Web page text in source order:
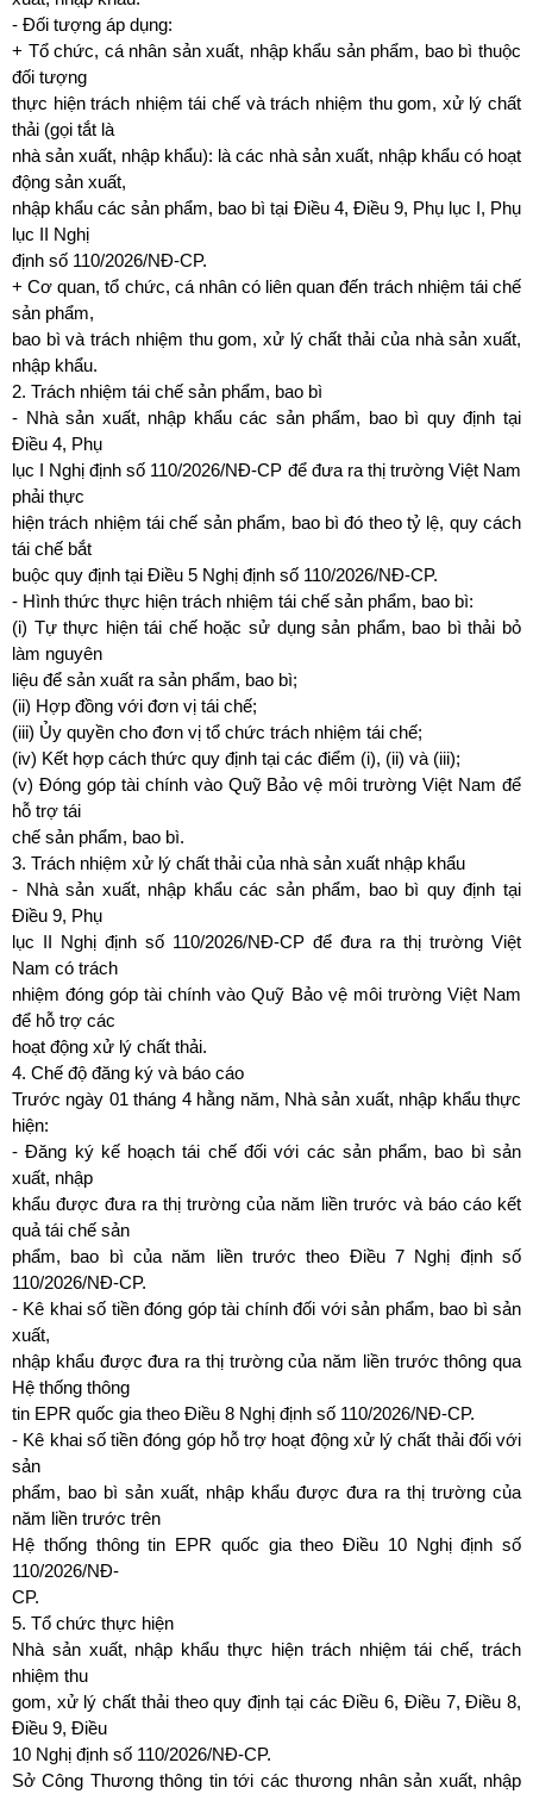
- Đối tượng áp dụng:
+ Tổ chức, cá nhân sản xuất, nhập khẩu sản phẩm, bao bì thuộc
đối tượng
thực hiện trách nhiệm tái chế và trách nhiệm thu gom, xử lý chất
thải (gọi tắt là
nhà sản xuất, nhập khẩu): là các nhà sản xuất, nhập khẩu có hoạt
động sản xuất,
nhập khẩu các sản phẩm, bao bì tại Điều 4, Điều 9, Phụ lục I, Phụ
lục II Nghị
định số 110/2026/NĐ-CP.
+ Cơ quan, tổ chức, cá nhân có liên quan đến trách nhiệm tái chế
sản phẩm,
bao bì và trách nhiệm thu gom, xử lý chất thải của nhà sản xuất,
nhập khẩu.
2. Trách nhiệm tái chế sản phẩm, bao bì
- Nhà sản xuất, nhập khẩu các sản phẩm, bao bì quy định tại
Điều 4, Phụ
lục I Nghị định số 110/2026/NĐ-CP để đưa ra thị trường Việt Nam
phải thực
hiện trách nhiệm tái chế sản phẩm, bao bì đó theo tỷ lệ, quy cách
tái chế bắt
buộc quy định tại Điều 5 Nghị định số 110/2026/NĐ-CP.
- Hình thức thực hiện trách nhiệm tái chế sản phẩm, bao bì:
(i) Tự thực hiện tái chế hoặc sử dụng sản phẩm, bao bì thải bỏ
làm nguyên
liệu để sản xuất ra sản phẩm, bao bì;
(ii) Hợp đồng với đơn vị tái chế;
(iii) Ủy quyền cho đơn vị tổ chức trách nhiệm tái chế;
(iv) Kết hợp cách thức quy định tại các điểm (i), (ii) và (iii);
(v) Đóng góp tài chính vào Quỹ Bảo vệ môi trường Việt Nam để
hỗ trợ tái
chế sản phẩm, bao bì.
3. Trách nhiệm xử lý chất thải của nhà sản xuất nhập khẩu
- Nhà sản xuất, nhập khẩu các sản phẩm, bao bì quy định tại
Điều 9, Phụ
lục II Nghị định số 110/2026/NĐ-CP để đưa ra thị trường Việt
Nam có trách
nhiệm đóng góp tài chính vào Quỹ Bảo vệ môi trường Việt Nam
để hỗ trợ các
hoạt động xử lý chất thải.
4. Chế độ đăng ký và báo cáo
Trước ngày 01 tháng 4 hằng năm, Nhà sản xuất, nhập khẩu thực
hiện:
- Đăng ký kế hoạch tái chế đối với các sản phẩm, bao bì sản
xuất, nhập
khẩu được đưa ra thị trường của năm liền trước và báo cáo kết
quả tái chế sản
phẩm, bao bì của năm liền trước theo Điều 7 Nghị định số
110/2026/NĐ-CP.
- Kê khai số tiền đóng góp tài chính đối với sản phẩm, bao bì sản
xuất,
nhập khẩu được đưa ra thị trường của năm liền trước thông qua
Hệ thống thông
tin EPR quốc gia theo Điều 8 Nghị định số 110/2026/NĐ-CP.
- Kê khai số tiền đóng góp hỗ trợ hoạt động xử lý chất thải đối với
sản
phẩm, bao bì sản xuất, nhập khẩu được đưa ra thị trường của
năm liền trước trên
Hệ thống thông tin EPR quốc gia theo Điều 10 Nghị định số
110/2026/NĐ-
CP.
5. Tổ chức thực hiện
Nhà sản xuất, nhập khẩu thực hiện trách nhiệm tái chế, trách
nhiệm thu
gom, xử lý chất thải theo quy định tại các Điều 6, Điều 7, Điều 8,
Điều 9, Điều
10 Nghị định số 110/2026/NĐ-CP.
Sở Công Thương thông tin tới các thương nhân sản xuất, nhập